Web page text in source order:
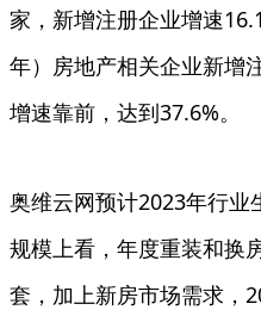
家，新增注册企业增速
年）房地产相关企业新增
增速靠前，达到37.6%。
奥维云网预计2023年行业
规模上看，年度重装和换
套，加上新房市场需求，